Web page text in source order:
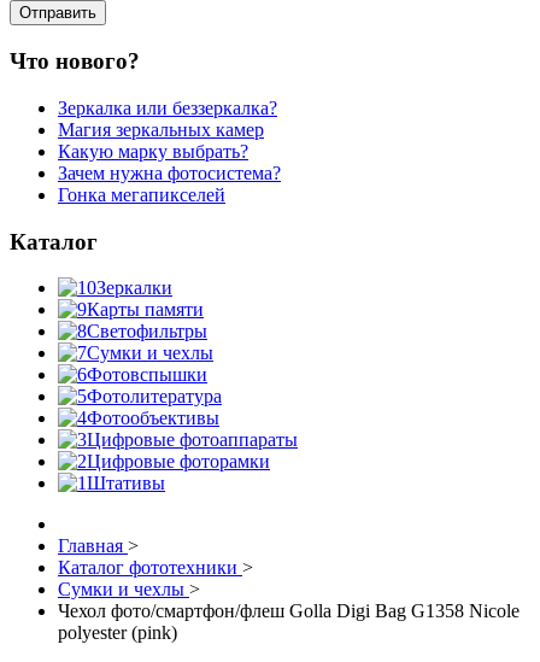
Что нового?
Зеркалка или беззеркалка?
Магия зеркальных камер
Какую марку выбрать?
Зачем нужна фотосистема?
Гонка мегапикселей
Каталог
Зеркалки
Карты памяти
Светофильтры
Сумки и чехлы
Фотовспышки
Фотолитература
Фотообъективы
Цифровые фотоаппараты
Цифровые фоторамки
Штативы
Главная >
Каталог фототехники >
Сумки и чехлы >
Чехол фото/смартфон/флеш Golla Digi Bag G1358 Nicole
polyester (pink)